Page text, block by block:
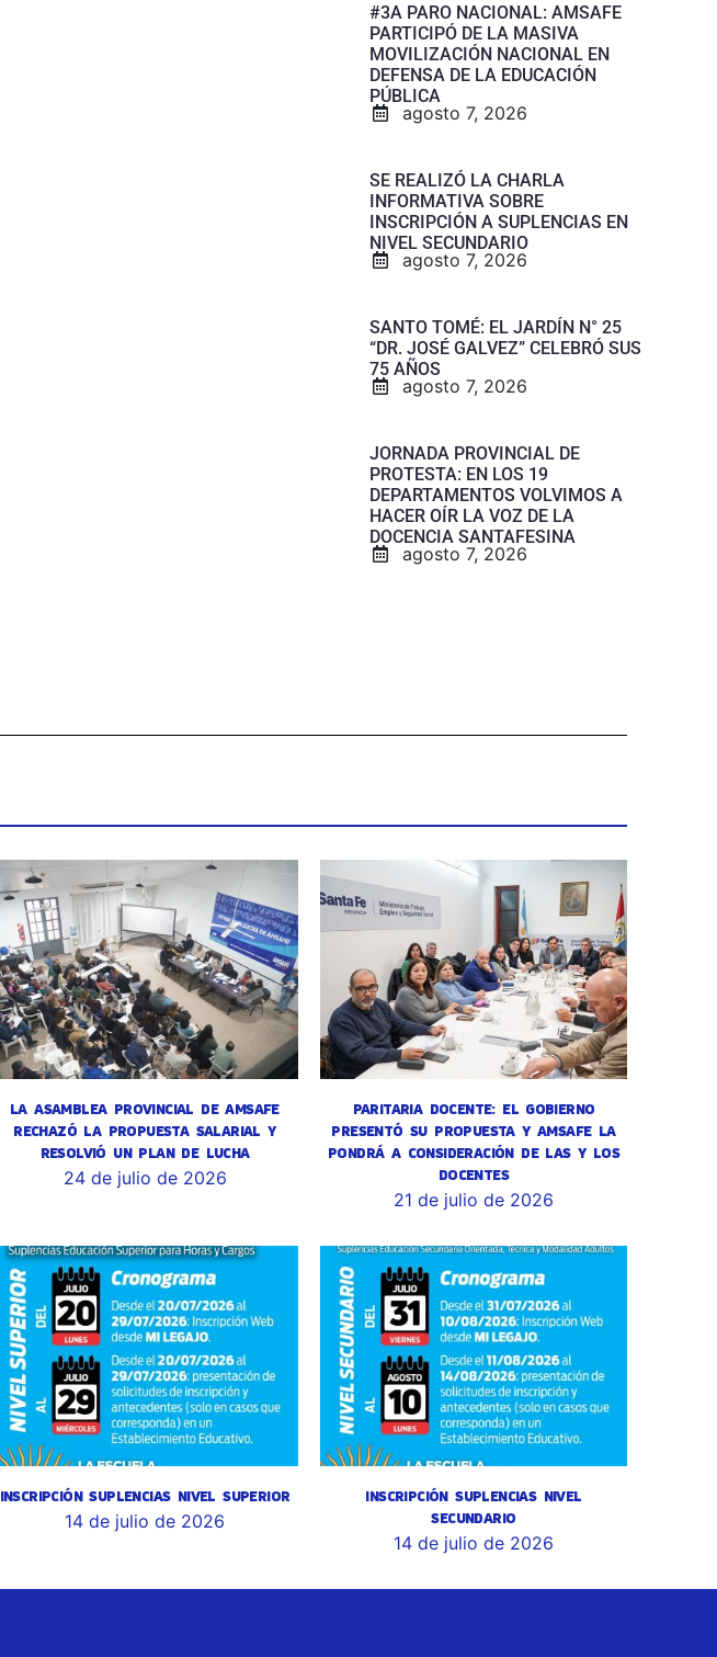
#3A PARO NACIONAL: AMSAFE
PARTICIPÓ DE LA MASIVA
MOVILIZACIÓN NACIONAL EN
DEFENSA DE LA EDUCACIÓN
PÚBLICA
agosto 7, 2026
SE REALIZÓ LA CHARLA
INFORMATIVA SOBRE
INSCRIPCIÓN A SUPLENCIAS EN
NIVEL SECUNDARIO
agosto 7, 2026
SANTO TOMÉ: EL JARDÍN N° 25
“DR. JOSÉ GALVEZ” CELEBRÓ SUS
75 AÑOS
agosto 7, 2026
JORNADA PROVINCIAL DE
PROTESTA: EN LOS 19
DEPARTAMENTOS VOLVIMOS A
HACER OÍR LA VOZ DE LA
DOCENCIA SANTAFESINA
agosto 7, 2026
LA ASAMBLEA PROVINCIAL DE AMSAFE
RECHAZÓ LA PROPUESTA SALARIAL Y
RESOLVIÓ UN PLAN DE LUCHA
24 de julio de 2026
PARITARIA DOCENTE: EL GOBIERNO
PRESENTÓ SU PROPUESTA Y AMSAFE LA
PONDRÁ A CONSIDERACIÓN DE LAS Y LOS
DOCENTES
21 de julio de 2026
INSCRIPCIÓN SUPLENCIAS NIVEL SUPERIOR
14 de julio de 2026
INSCRIPCIÓN SUPLENCIAS NIVEL
SECUNDARIO
14 de julio de 2026